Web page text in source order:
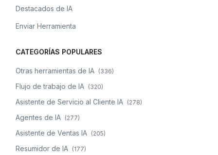
Destacados de IA
Enviar Herramienta
CATEGORÍAS POPULARES
Otras herramientas de IA (336)
Flujo de trabajo de IA (320)
Asistente de Servicio al Cliente IA (278)
Agentes de IA (277)
Asistente de Ventas IA (205)
Resumidor de IA (177)